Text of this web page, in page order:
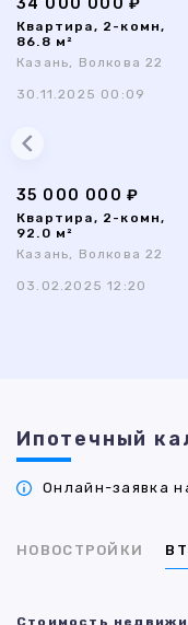
34 000 000 ₽
Квартира, 2-комн,
86.8 м²
Казань, Волкова 22
30.11.2025 00:09
35 000 000 ₽
Квартира, 2-комн,
92.0 м²
Казань, Волкова 22
03.02.2025 12:20
Ипотечный
Онлайн-заявка
НОВОСТРОЙКИ
Стоимость